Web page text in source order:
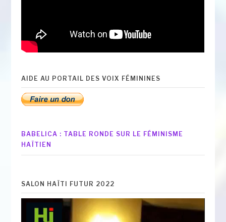
AIDE AU PORTAIL DES VOIX FÉMININES
BABELICA : TABLE RONDE SUR LE FÉMINISME
HAÏTIEN
SALON HAÏTI FUTUR 2022